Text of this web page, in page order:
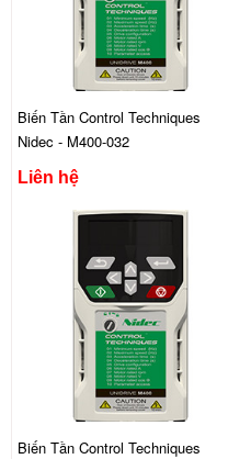
Biến Tần Control Techniques
Nidec - M400-032
Liên hệ
Biến Tần Control Techniques